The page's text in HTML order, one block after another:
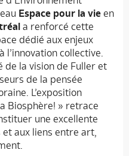
Espace pour la vie en
a renforcé cette
dédié aux enjeux
l’innovation collective.
de la vision de Fuller et
de la pensée
L’exposition
Biosphère! » retrace
une excellente
aux liens entre art,